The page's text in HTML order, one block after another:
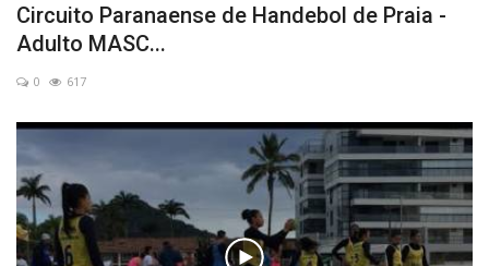
Circuito Paranaense de Handebol de Praia -
Adulto MASC...
0 617